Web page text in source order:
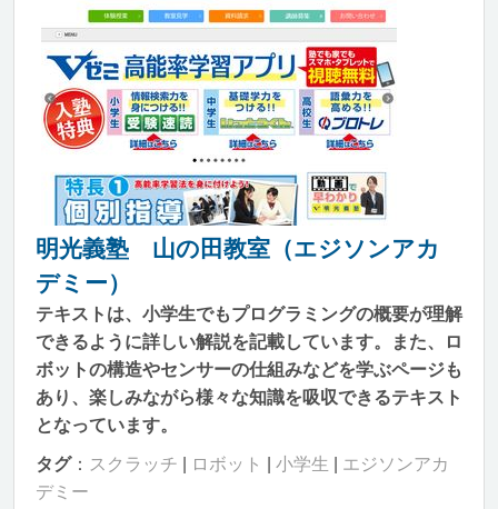
明光義塾 山の田教室（エジソンアカ
デミー）
テキストは、小学生でもプログラミングの概要が理解
できるように詳しい解説を記載しています。また、ロ
ボットの構造やセンサーの仕組みなどを学ぶページも
あり、楽しみながら様々な知識を吸収できるテキスト
となっています。
タグ： スクラッチ ロボット 小学生
エジソンアカ
デミー